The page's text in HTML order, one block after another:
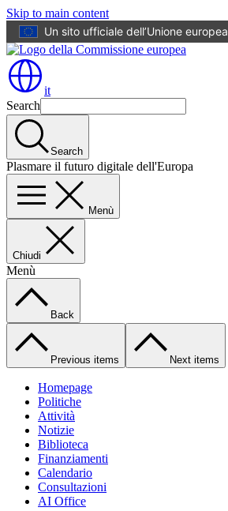
Skip to main content
Un sito ufficiale dell’Unione europea
it
Search
Search
Plasmare il futuro digitale dell'Europa
Menù
Chiudi
Menù
Back
Previous items Next items
Homepage
Politiche
Attività
Notizie
Biblioteca
Finanziamenti
Calendario
Consultazioni
AI Office